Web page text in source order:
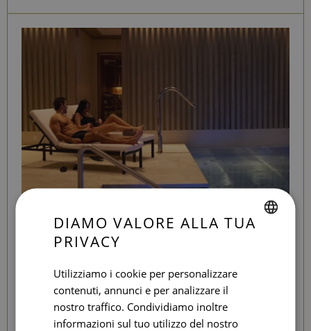
LOVE EXPERIENCE
KEEP CALM & RELAX
massaggio di coppia rilassante in una cabina
doppianella nostra Seventy Spa - Organic e Vegana.
DIAMO VALORE ALLA TUA
PRIVACY
Utilizziamo i cookie per personalizzare
contenuti, annunci e per analizzare il
nostro traffico. Condividiamo inoltre
informazioni sul tuo utilizzo del nostro